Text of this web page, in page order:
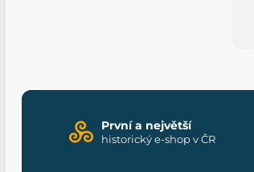
První a největší
historický e-shop v ČR